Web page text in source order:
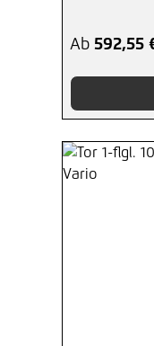
Ab 592,55